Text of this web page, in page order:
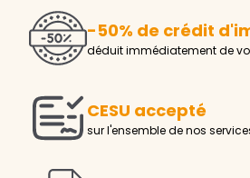
-50% de crédit
déduit immédiatement de
CESU accepté
sur l'ensemble de nos